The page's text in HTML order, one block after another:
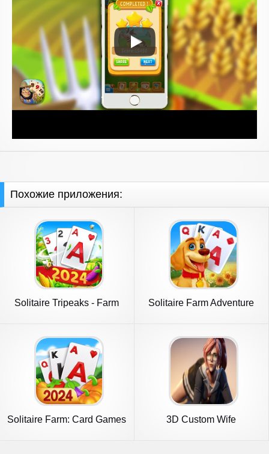
Похожие приложения:
Solitaire Tripeaks - Farm
Solitaire Farm Adventure
Solitaire Farm: Card Games 3D Custom Wife